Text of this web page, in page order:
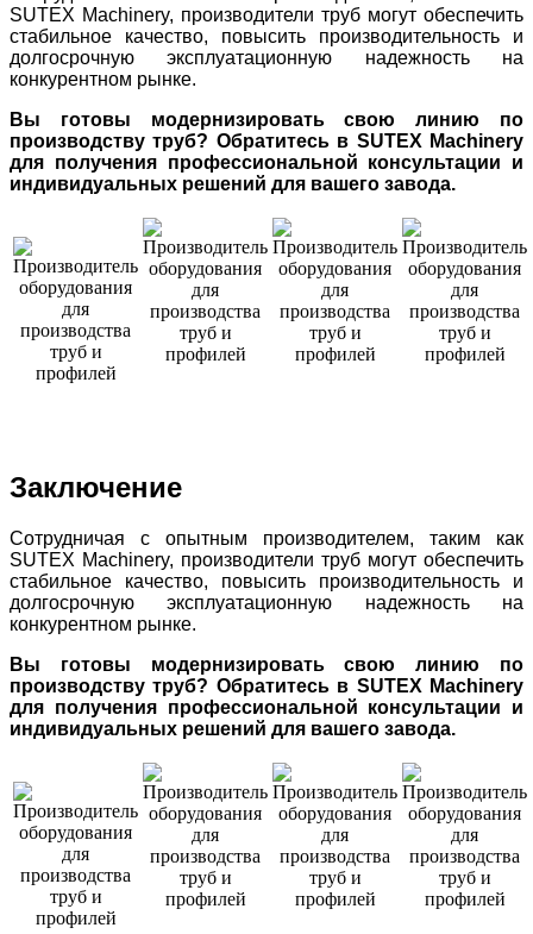
SUTEX Machinery, производители труб могут обеспечить
стабильное качество, повысить производительность и
долгосрочную эксплуатационную надежность на
конкурентном рынке.
Вы готовы модернизировать свою линию по
производству труб? Обратитесь в SUTEX Machinery
для получения профессиональной консультации и
индивидуальных решений для вашего завода.
Заключение
Сотрудничая с опытным производителем, таким как
SUTEX Machinery, производители труб могут обеспечить
стабильное качество, повысить производительность и
долгосрочную эксплуатационную надежность на
конкурентном рынке.
Вы готовы модернизировать свою линию по
производству труб? Обратитесь в SUTEX Machinery
для получения профессиональной консультации и
индивидуальных решений для вашего завода.